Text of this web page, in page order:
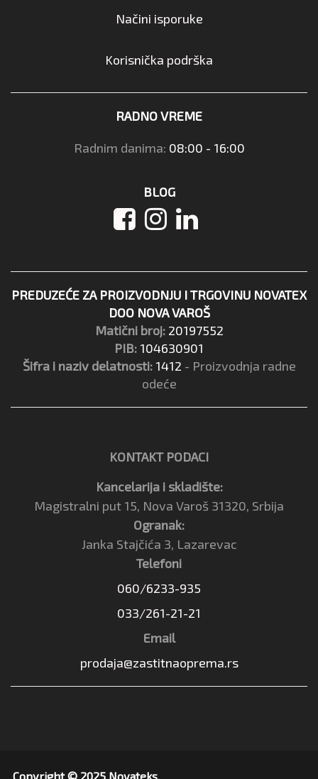
Načini isporuke
Korisnička podrška
RADNO VREME
Radnim danima: 08:00 - 16:00
BLOG
PREDUZEĆE ZA PROIZVODNJU I TRGOVINU NOVATEX
DOO NOVA VAROŠ
Matični broj: 20197552
PIB: 104630901
Šifra i naziv delatnosti: 1412 - Proizvodnja radne
odeće
KONTAKT PODACI
Kancelarija i skladište:
Magistralni put 15, Nova Varoš 31320, Srbija
Ogranak:
Janka Stajčića 3, Lazarevac
Telefoni
060/6233-935
033/261-21-21
Email
prodaja@zastitnaoprema.rs
Copyright © 2025 Novateks